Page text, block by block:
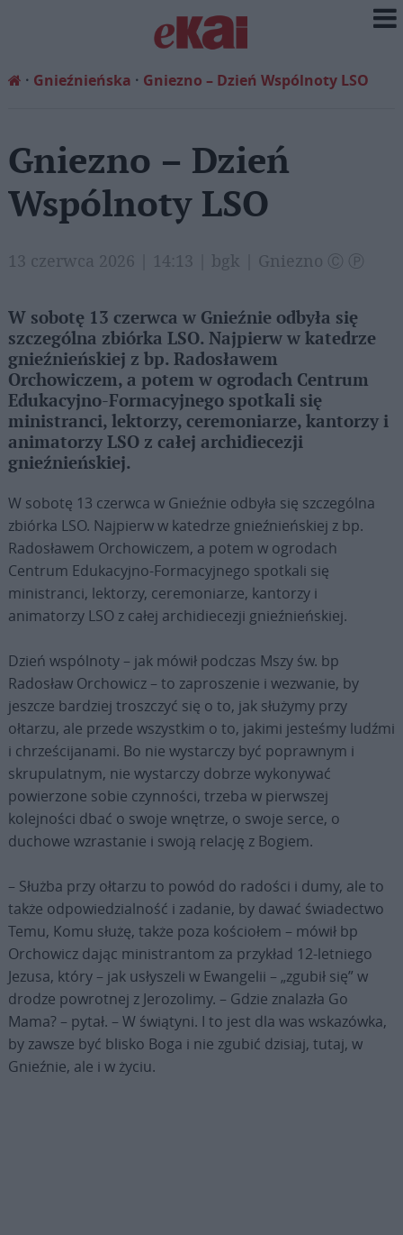
Gnieźnieńska Gniezno – Dzień Wspólnoty LSO
Gniezno – Dzień
Wspólnoty LSO
13 czerwca 2026 | 14:13 | bgk | Gniezno Ⓒ Ⓟ
W sobotę 13 czerwca w Gnieźnie odbyła się
szczególna zbiórka LSO. Najpierw w katedrze
gnieźnieńskiej z bp. Radosławem
Orchowiczem, a potem w ogrodach Centrum
Edukacyjno-Formacyjnego spotkali się
ministranci, lektorzy, ceremoniarze, kantorzy i
animatorzy LSO z całej archidiecezji
gnieźnieńskiej.
W sobotę 13 czerwca w Gnieźnie odbyła się szczególna
zbiórka LSO. Najpierw w katedrze gnieźnieńskiej z bp.
Radosławem Orchowiczem, a potem w ogrodach
Centrum Edukacyjno-Formacyjnego spotkali się
ministranci, lektorzy, ceremoniarze, kantorzy i
animatorzy LSO z całej archidiecezji gnieźnieńskiej.
Dzień wspólnoty – jak mówił podczas Mszy św. bp
Radosław Orchowicz – to zaproszenie i wezwanie, by
jeszcze bardziej troszczyć się o to, jak służymy przy
ołtarzu, ale przede wszystkim o to, jakimi jesteśmy ludźmi
i chrześcijanami. Bo nie wystarczy być poprawnym i
skrupulatnym, nie wystarczy dobrze wykonywać
powierzone sobie czynności, trzeba w pierwszej
kolejności dbać o swoje wnętrze, o swoje serce, o
duchowe wzrastanie i swoją relację z Bogiem.
– Służba przy ołtarzu to powód do radości i dumy, ale to
także odpowiedzialność i zadanie, by dawać świadectwo
Temu, Komu służę, także poza kościołem – mówił bp
Orchowicz dając ministrantom za przykład 12-letniego
Jezusa, który – jak usłyszeli w Ewangelii – „zgubił się” w
drodze powrotnej z Jerozolimy. – Gdzie znalazła Go
Mama? – pytał. – W świątyni. I to jest dla was wskazówka,
by zawsze być blisko Boga i nie zgubić dzisiaj, tutaj, w
Gnieźnie, ale i w życiu.